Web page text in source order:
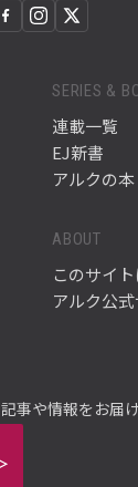
SERIES &
連載一覧
EJ新書
アルクの本
ABOUT
このサイ
アルク公
事や情報をお届け